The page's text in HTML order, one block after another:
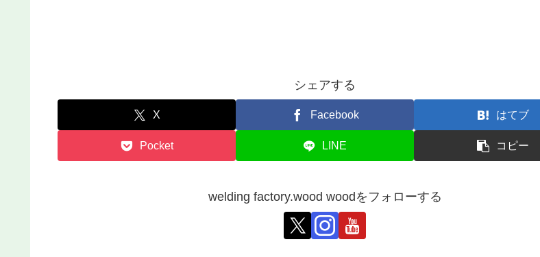
シェアする
X Facebook はてブ
Pocket LINE コピー
welding factory.wood woodをフォローする